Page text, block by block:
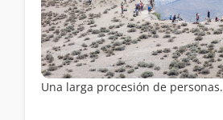
Una larga procesión de personas.